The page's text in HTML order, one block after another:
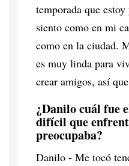
temporada que
siento como en mi
como en la ciudad.
es muy linda para
crear amigos, así
¿Danilo cuál fue
difícil que
preocupaba?
Danilo - Me tocó